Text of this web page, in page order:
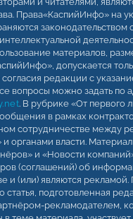
Права«КаспийИнфо» на
законодательством
материалов,
допускается
редакции с
вопросы можно задать по
. В рубрике «От первого
в рамках
сотрудничестве между
органами власти.
и «Новости
(соглашений) об
и (или) являются рекламой.
статья, подготовленная
рекламодателем,